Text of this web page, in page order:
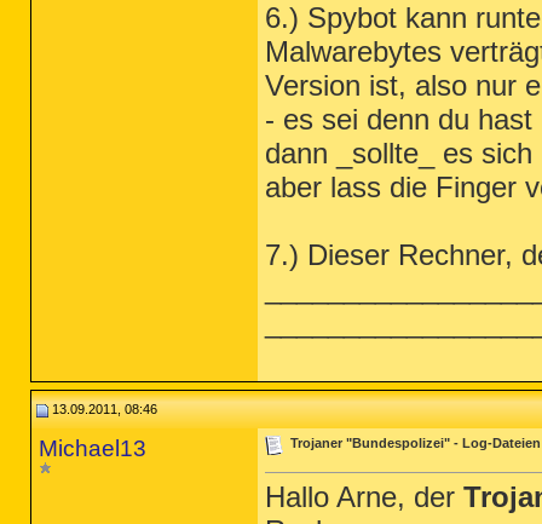
6.) Spybot kann
Malwarebytes
Version ist, also nur
- es sei denn du
dann _sollte_ es
aber lass die Finger
7.) Dieser Rechner,
13.09.2011, 08:46
Michael13 Trojaner "Bundespolizei" - Log-
Hallo Arne, der